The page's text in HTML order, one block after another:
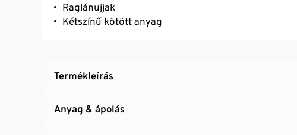
Raglánujjak
Kétszínű kötött anyag
Termékleírás
Anyag & ápolás